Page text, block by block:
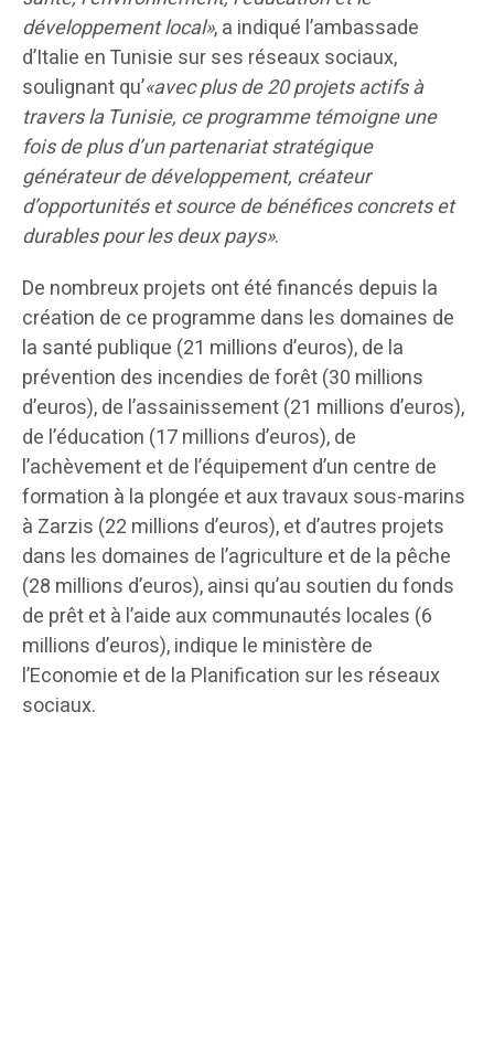
développement local», a indiqué l’ambassade
d’Italie en Tunisie sur ses réseaux sociaux,
soulignant qu’«avec plus de 20 projets actifs à
travers la Tunisie, ce programme témoigne une
fois de plus d’un partenariat stratégique
générateur de développement, créateur
d’opportunités et source de bénéfices concrets et
durables pour les deux pays».
De nombreux projets ont été financés depuis la
création de ce programme dans les domaines de
la santé publique (21 millions d’euros), de la
prévention des incendies de forêt (30 millions
d’euros), de l’assainissement (21 millions d’euros),
de l’éducation (17 millions d’euros), de
l’achèvement et de l’équipement d’un centre de
formation à la plongée et aux travaux sous-marins
à Zarzis (22 millions d’euros), et d’autres projets
dans les domaines de l’agriculture et de la pêche
(28 millions d’euros), ainsi qu’au soutien du fonds
de prêt et à l’aide aux communautés locales (6
millions d’euros), indique le ministère de
l’Economie et de la Planification sur les réseaux
sociaux.